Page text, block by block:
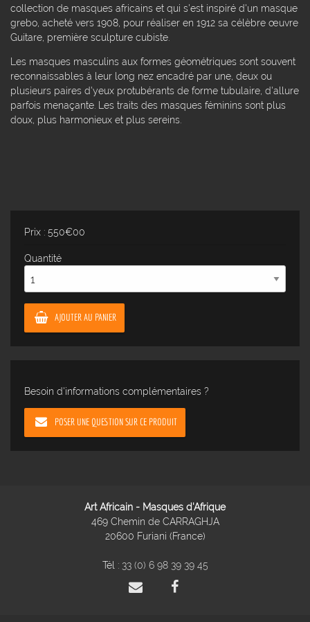
collection de masques africains et qui s'est inspiré d'un masque
grebo, acheté vers 1908, pour réaliser en 1912 sa célèbre œuvre
Guitare, première sculpture cubiste.
Les masques masculins aux formes géométriques sont souvent
reconnaissables à leur long nez encadré par une, deux ou
plusieurs paires d'yeux protubérants de forme tubulaire, d'allure
parfois menaçante. Les traits des masques féminins sont plus
doux, plus harmonieux et plus sereins.
Prix : 550€00
Quantité
AJOUTER AU PANIER
Besoin d'informations complémentaires ?
POSER UNE QUESTION SUR CE PRODUIT
Art Africain - Masques d'Afrique
469 Chemin de CARRAGHJA
20600 Furiani (France)
Tél : 33 (0) 6 98 39 39 45